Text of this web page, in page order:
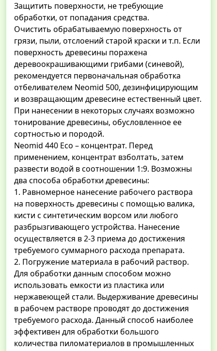
Защитить поверхности, не требующие
обработки, от попадания средства.
Очистить обрабатываемую поверхность от
грязи, пыли, отслоений старой краски и т.п. Если
поверхность древесины поражена
деревоокрашивающими грибами (синевой),
рекомендуется первоначальная обработка
отбеливателем Neomid 500, дезинфицирующим
и возвращающим древесине естественный цвет.
При нанесении в некоторых случаях возможно
тонирование древесины, обусловленное ее
сортностью и породой.
Neomid 440 Eco – концентрат. Перед
применением, концентрат взболтать, затем
развести водой в соотношении 1:9. Возможны
два способа обработки древесины:
1. Равномерное нанесение рабочего раствора
на поверхность древесины с помощью валика,
кисти с синтетическим ворсом или любого
разбрызгивающего устройства. Нанесение
осуществляется в 2-3 приема до достижения
требуемого суммарного расхода препарата.
2. Погружение материала в рабочий раствор.
Для обработки данным способом можно
использовать емкости из пластика или
нержавеющей стали. Выдерживание древесины
в рабочем растворе проводят до достижения
требуемого расхода. Данный способ наиболее
эффективен для обработки большого
количества пиломатериалов в промышленных